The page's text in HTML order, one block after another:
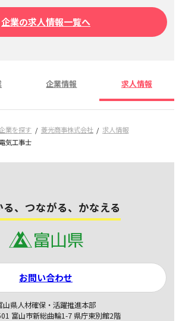
企業の求人情報一覧へ
企業情報 求人情報
業を探す 菱光商事株式会社
求人情報
気工事士
る、つながる、かなえる
山県人材確保・活躍推進本部
富山市新総曲輪1-7 県庁東別館2階
お問い合わせ